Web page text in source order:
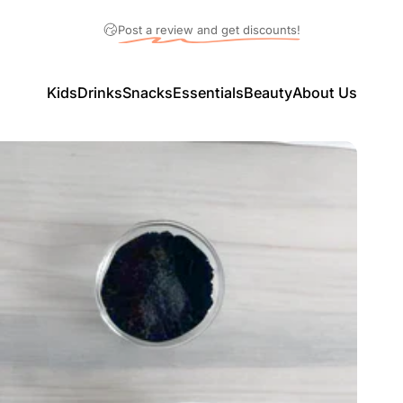
5% OFF on Pickup Order! (Code: Pickup5)
KidsDrinksSnacksEssentialsBeautyAbout Us